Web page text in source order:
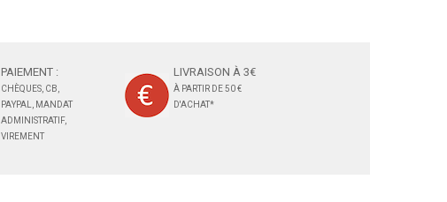
PAIEMENT :
CHÈQUES, CB,
PAYPAL, MANDAT
ADMINISTRATIF,
VIREMENT
LIVRAISON À 3€
À PARTIR DE 50 €
D'ACHAT*